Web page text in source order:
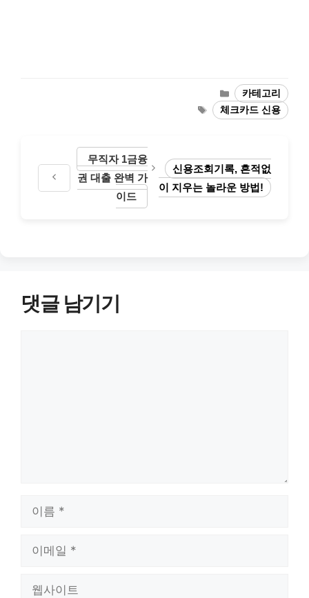
카
테
고
카테고리
태
그
체크카드 신용
무직자 1금융
권 대출 완벽 가
이드
신용조회기록, 흔적없
이 지우는 놀라운 방법!
댓글 남기기